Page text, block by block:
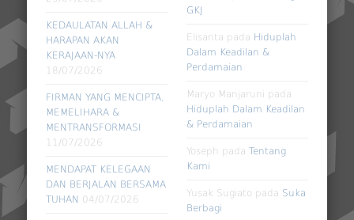
KEDAULATAN ALLAH &
HARAPAN AKAN
KERAJAAN-NYA
18/07/2026
FIRMAN YANG MENCIPTA,
MEMELIHARA &
MENTRANSFORMASI
11/07/2026
MENDAPAT KELEGAAN
DAN BERJALAN BERSAMA
TUHAN 04/07/2026
GKJ
Elisanta pada Hiduplah
Dalam Keadilan &
Perdamaian
Maryo Manjaruni pada
Hiduplah Dalam Keadilan
& Perdamaian
Yoseph padaTentang
Kami
Yusak Sugiato pada Suka
Berbagi